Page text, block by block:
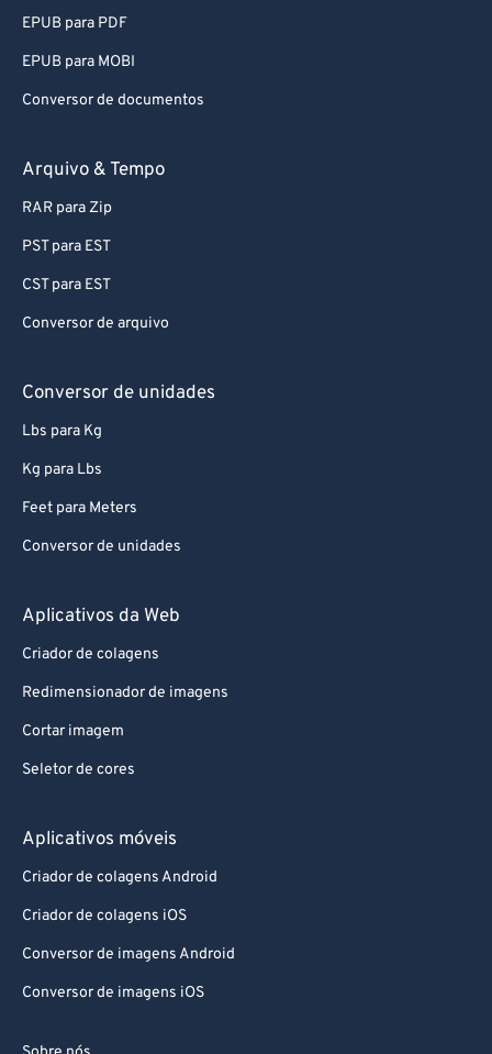
EPUB para PDF
EPUB para MOBI
Conversor de documentos
Arquivo & Tempo
RAR para Zip
PST para EST
CST para EST
Conversor de arquivo
Conversor de unidades
Lbs para Kg
Kg para Lbs
Feet para Meters
Conversor de unidades
Aplicativos da Web
Criador de colagens
Redimensionador de imagens
Cortar imagem
Seletor de cores
Aplicativos móveis
Criador de colagens Android
Criador de colagens iOS
Conversor de imagens Android
Conversor de imagens iOS